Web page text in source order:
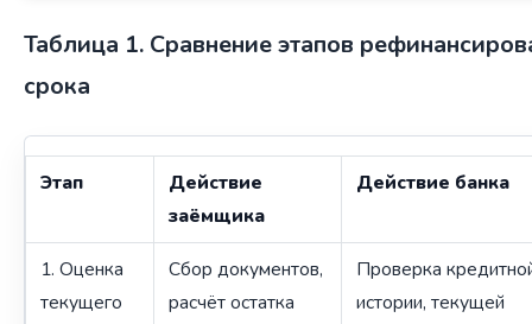
Таблица 1. Сравнение этапов
срока
Этап
Действие
заёмщика
Действие банка
1. Оценка
текущего
Сбор документов,
расчёт остатка
Проверка
истории, текущей